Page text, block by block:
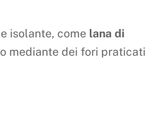
isolante, come lana di
mediante dei fori praticati